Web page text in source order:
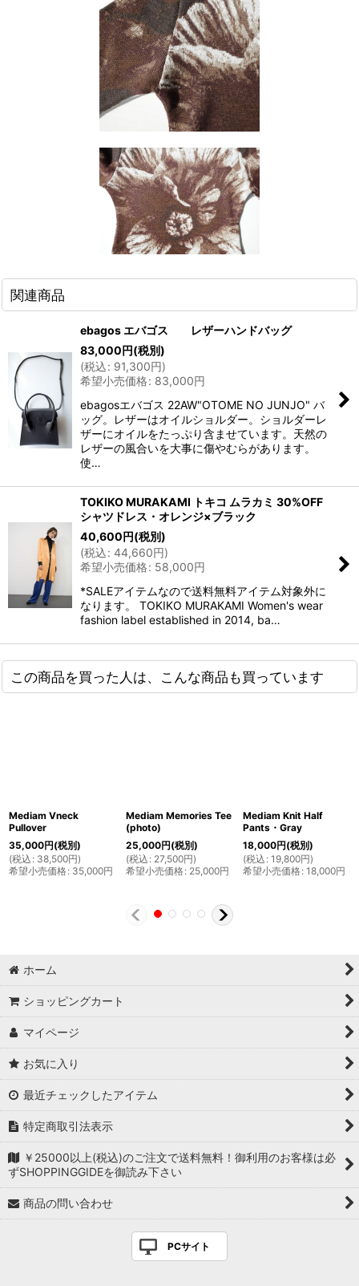
関連商品
ebagos エバゴス レザーハンドバッグ
83,000円(税別)
(税込: 91,300円)
希望小売価格: 83,000円
ebagosエバゴス 22AW"OTOME NO JUNJO" バ
ッグ。レザーはオイルショルダー。ショルダーレ
ザーにオイルをたっぷり含ませています。天然の
レザーの風合いを大事に傷やむらがあります。
使…
TOKIKO MURAKAMI トキコ ムラカミ 30%OFF
シャツドレス・オレンジ×ブラック
40,600円(税別)
(税込: 44,660円)
希望小売価格: 58,000円
*SALEアイテムなので送料無料アイテム対象外に
なります。 TOKIKO MURAKAMI Women's wear
fashion label established in 2014, ba…
この商品を買った人は、こんな商品も買っています
Mediam Vneck
Pullover
35,000円(税別)
(税込 : 38,500円)
希望小売価格: 35,000円
Mediam Memories Tee
(photo)
25,000円(税別)
(税込 : 27,500円)
希望小売価格: 25,000円
Mediam Knit Half
Pants・Gray
18,000円(税別)
(税込 : 19,800円)
希望小売価格: 18,000円
ホーム
ショッピングカート
マイページ
お気に入り
最近チェックしたアイテム
特定商取引法表示
￥25000以上(税込)のご注文で送料無料！御利用のお客様は必
ずSHOPPINGGIDEを御読み下さい
商品の問い合わせ
PCサイト